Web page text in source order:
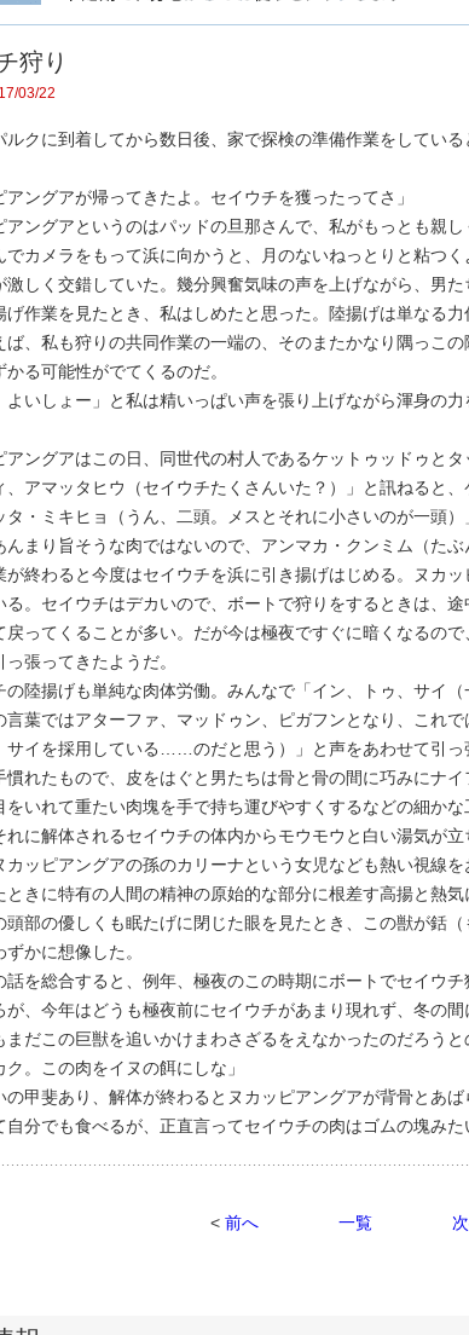
狩り
03/22
クに到着してから数日後、家で探検の準備作業をしてい
アングアが帰ってきたよ。セイウチを獲ったってさ」
ングアというのはパッドの旦那さんで、私がもっとも親
でカメラをもって浜に向かうと、月のないねっとりと粘つ
激しく交錯していた。幾分興奮気味の声を上げながら、男た
作業を見たとき、私はしめたと思った。陸揚げは単なる
ば、私も狩りの共同作業の一端の、そのまたかなり隅っこ
る可能性がでてくるのだ。
よいしょー」と私は精いっぱい声を張り上げながら渾身の
ングアはこの日、同世代の村人であるケットゥッドゥとタ
、アマッタヒウ（セイウチたくさんいた？）」と訊ねると
タ・ミキヒョ（うん、二頭。メスとそれに小さいのが一頭
んまり旨そうな肉ではないので、アンマカ・クンミム（たぶ
終わると今度はセイウチを浜に引き揚げはじめる。ヌカ
る。セイウチはデカいので、ボートで狩りをするときは、
戻ってくることが多い。だが今は極夜ですぐに暗くなるの
っ張ってきたようだ。
陸揚げも単純な肉体労働。みんなで「イン、トゥ、サイ
言葉ではアターファ、マッドゥン、ピガフンとなり、これ
サイを採用している……のだと思う）」と声をあわせて引っ
れたもので、皮をはぐと男たちは骨と骨の間に巧みにナイ
をいれて重たい肉塊を手で持ち運びやすくするなどの細か
れに解体されるセイウチの体内からモウモウと白い湯気が
カッピアングアの孫のカリーナという女児なども熱い視線
ときに特有の人間の精神の原始的な部分に根差す高揚と熱
頭部の優しくも眠たげに閉じた眼を見たとき、この獣が銛
ずかに想像した。
を総合すると、例年、極夜のこの時期にボートでセイウ
が、今年はどうも極夜前にセイウチがあまり現れず、冬の
まだこの巨獣を追いかけまわさざるをえなかったのだろうと
ク。この肉をイヌの餌にしな」
甲斐あり、解体が終わるとヌカッピアングアが背骨とあ
自分でも食べるが、正直言ってセイウチの肉はゴムの塊みた
< 前へ 一覧